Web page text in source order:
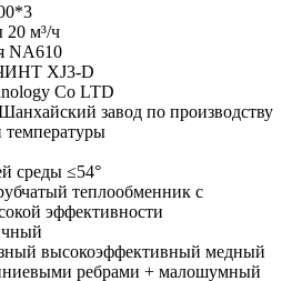
20 м³/ч
NA610
XJ3-D
Co LTD
завод по производству
температуры
среды ≤54°
теплообменник с
эффективности
высокоэффективный медный
ребрами + малошумный